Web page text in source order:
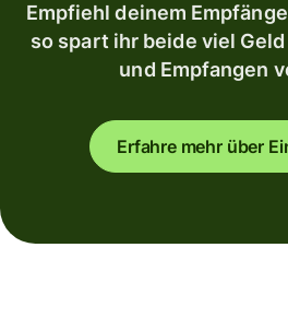
Empfiehl deinem
so spart ihr beide viel
und Empfangen
Erfahre mehr über